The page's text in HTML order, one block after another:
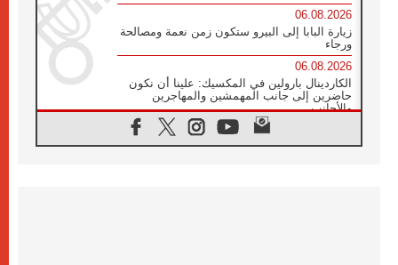
06.08.2026
زيارة البابا إلى البيرو ستكون زمن نعمة ومصالحة
ورجاء
06.08.2026
الكاردينال بارولين في المكسيك: علينا أن نكون
حاضرين إلى جانب المهمشين والمهاجرين
والأجانب
البابا لاوُن الرابع عشر للشباب في أسيزي: